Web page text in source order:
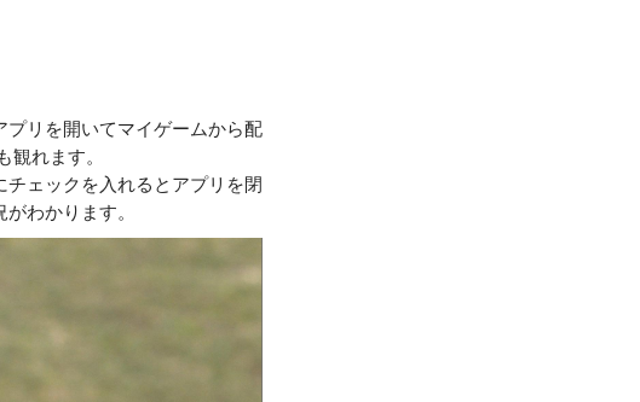
リを開いてマイゲームから配
れます。
ェックを入れるとアプリを閉
わかります。